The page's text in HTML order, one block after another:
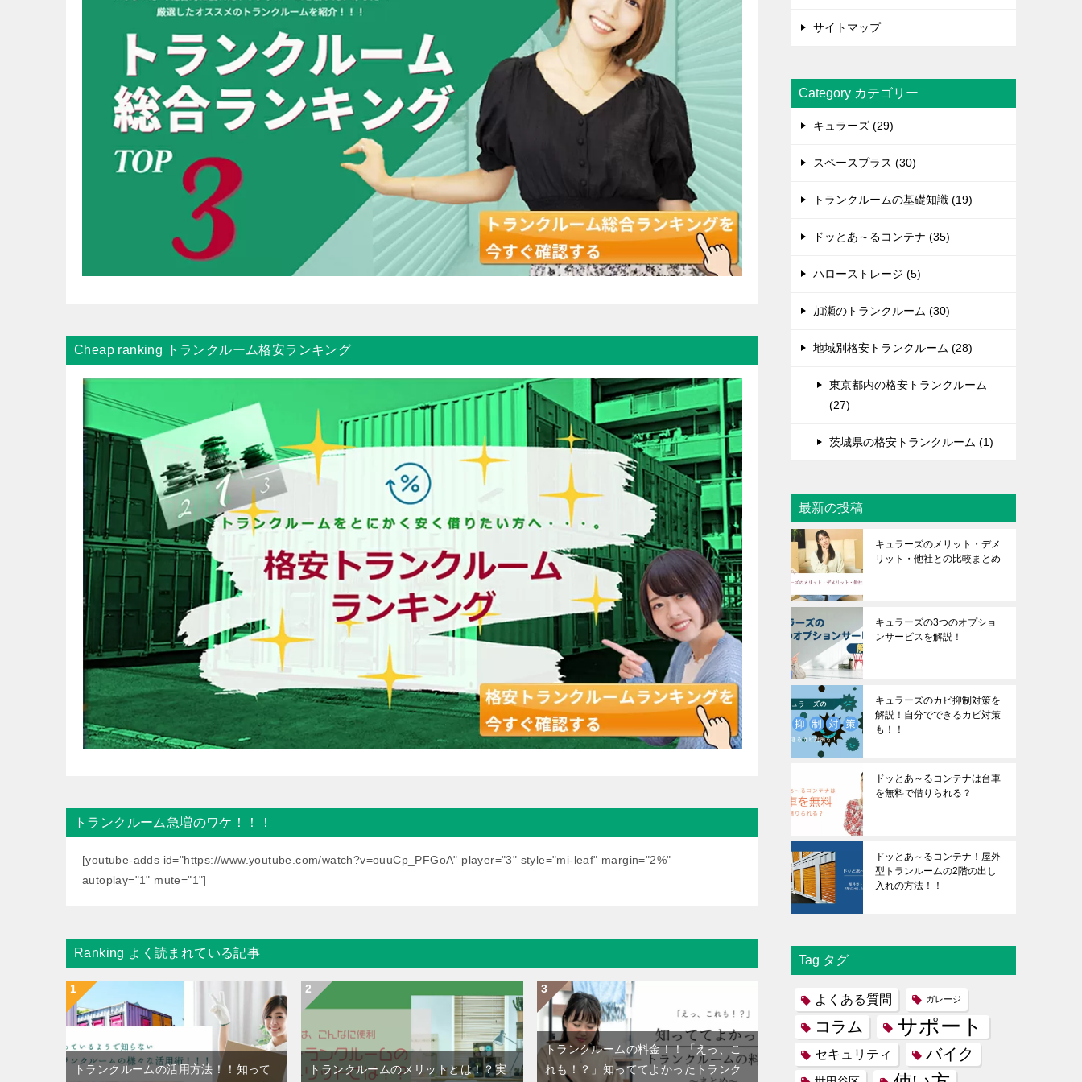
Cheap ranking トランクルーム格安ランキング
トランクルーム急増のワケ！！！
[youtube-adds id="https://www.youtube.com/watch?v=ouuCp_PFGoA" player="3" style="mi-leaf" margin="2%"
autoplay="1" mute="1"]
Ranking よく読まれている記事
トランクルームの活用方法！！知って トランクルームのメリットとは！？実
トランクルームの料金！！「えっ、こ
れも！？」知っててよかったトランク
サイトマップ
Category カテゴリー
キュラーズ (29)
スペースプラス (30)
トランクルームの基礎知識 (19)
ドッとあ～るコンテナ (35)
ハローストレージ (5)
加瀬のトランクルーム (30)
地域別格安トランクルーム (28)
東京都内の格安トランクルーム
(27)
茨城県の格安トランクルーム (1)
最新の投稿
キュラーズのメリット・デメ
リット・他社との比較まとめ
キュラーズの3つのオプショ
ンサービスを解説！
キュラーズのカビ抑制対策を
解説！自分でできるカビ対策
も！！
ドッとあ～るコンテナは台車
を無料で借りられる？
ドッとあ～るコンテナ！屋外
型トランルームの2階の出し
入れの方法！！
Tag タグ
よくある質問 ガレージ
コラム サポート
セキュリティ バイク